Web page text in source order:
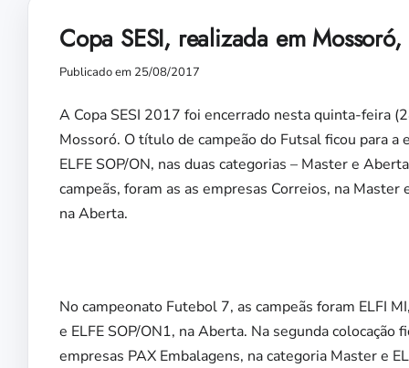
Copa SESI, realizada em
Publicado em 25/08/2017
A Copa SESI 2017 foi encerrado nesta quinta-feira
Mossoró. O título de campeão do Futsal ficou para a
ELFE SOP/ON, nas duas categorias – Master e
campeãs, foram as as empresas Correios, na Master
na Aberta.
No campeonato Futebol 7, as campeãs foram ELFI
e ELFE SOP/ON1, na Aberta. Na segunda colocação
empresas PAX Embalagens, na categoria Master e